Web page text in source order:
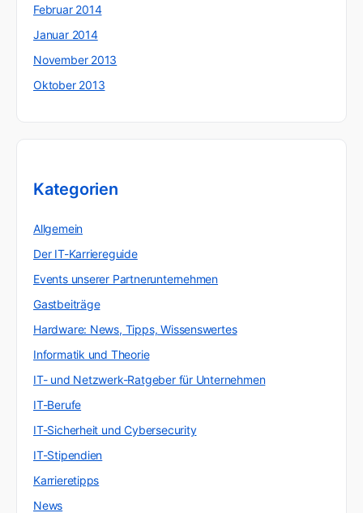
Februar 2014
Januar 2014
November 2013
Oktober 2013
Kategorien
Allgemein
Der IT-Karriereguide
Events unserer Partnerunternehmen
Gastbeiträge
Hardware: News, Tipps, Wissenswertes
Informatik und Theorie
IT- und Netzwerk-Ratgeber für Unternehmen
IT-Berufe
IT-Sicherheit und Cybersecurity
IT-Stipendien
Karrieretipps
News